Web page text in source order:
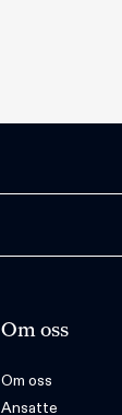
Om oss
Om oss
Ansatte